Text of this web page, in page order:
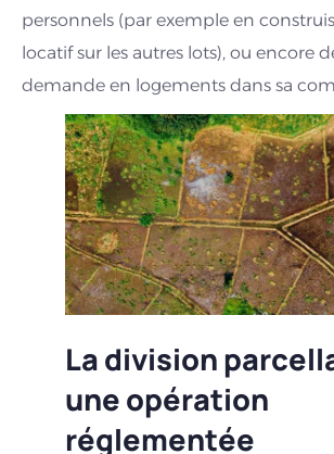
personnels (par exemple en
locatif sur les autres lots), ou encore
demande en logements dans sa
La division
une opération
réglementée